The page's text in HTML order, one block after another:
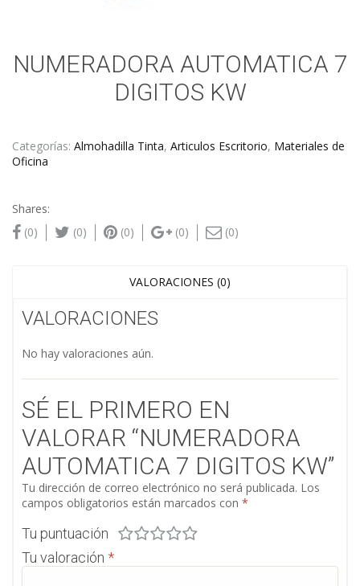
NUMERADORA AUTOMATICA 7
DIGITOS KW
Categorías: Almohadilla Tinta, Articulos Escritorio, Materiales de
Oficina
Shares:
(0)
(0) (0) (0) (0)
VALORACIONES (0)
VALORACIONES
No hay valoraciones aún.
SÉ EL PRIMERO EN
VALORAR “NUMERADORA
AUTOMATICA 7 DIGITOS KW”
Tu dirección de correo electrónico no será publicada. Los
campos obligatorios están marcados con *
Tu puntuación
Tu valoración *